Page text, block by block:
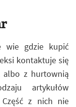
wie gdzie kupić
kontaktuje się
albo z hurtownią
artykułów
z nich nie